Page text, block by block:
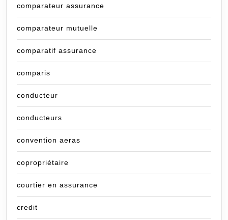
comparateur assurance
comparateur mutuelle
comparatif assurance
comparis
conducteur
conducteurs
convention aeras
copropriétaire
courtier en assurance
credit